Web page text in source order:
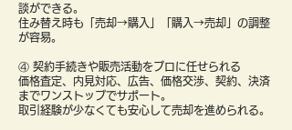
談ができる。
住み替え時も「売却→購入」「購入→売却」の調整
が容易。
④ 契約手続きや販売活動をプロに任せられる
価格査定、内見対応、広告、価格交渉、契約、決済
までワンストップでサポート。
取引経験が少なくても安心して売却を進められる。